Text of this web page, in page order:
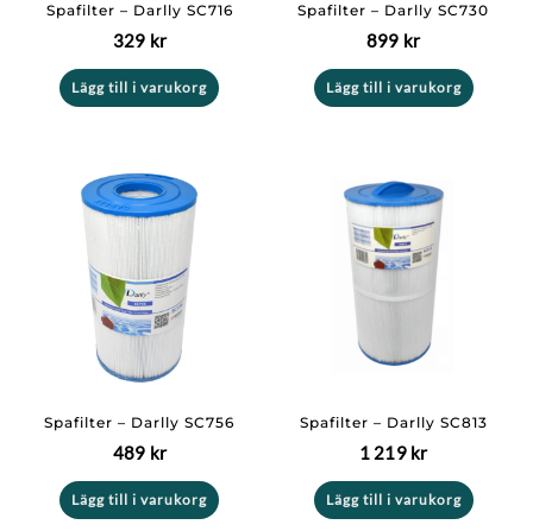
Spafilter – Darlly SC716
329 kr
Lägg till i varukorg
Spafilter – Darlly SC730
899 kr
Lägg till i varukorg
Spafilter – Darlly SC756
489 kr
Lägg till i varukorg
Spafilter – Darlly SC813
1 219 kr
Lägg till i varukorg